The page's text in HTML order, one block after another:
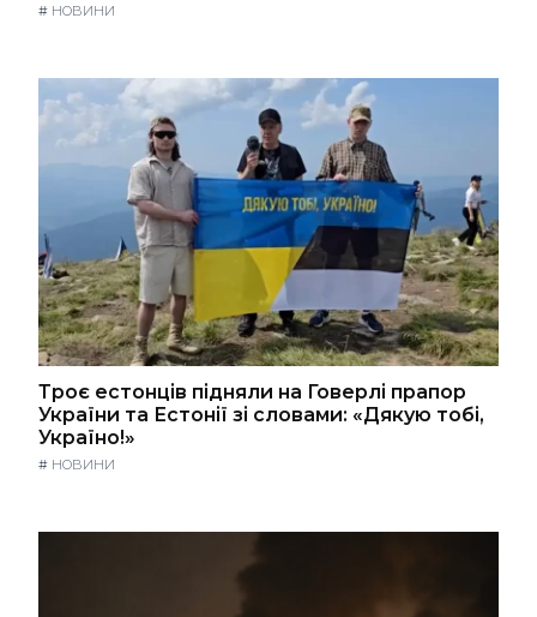
# НОВИНИ
Троє естонців підняли на Говерлі прапор
України та Естонії зі словами: «Дякую тобі,
Україно!»
# НОВИНИ